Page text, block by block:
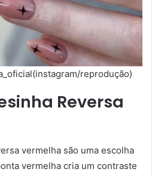
reprodução)
Reversa
vermelha são uma escolha
vermelha cria um contraste